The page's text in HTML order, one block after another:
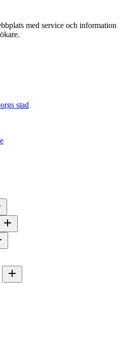
med service och information
stad